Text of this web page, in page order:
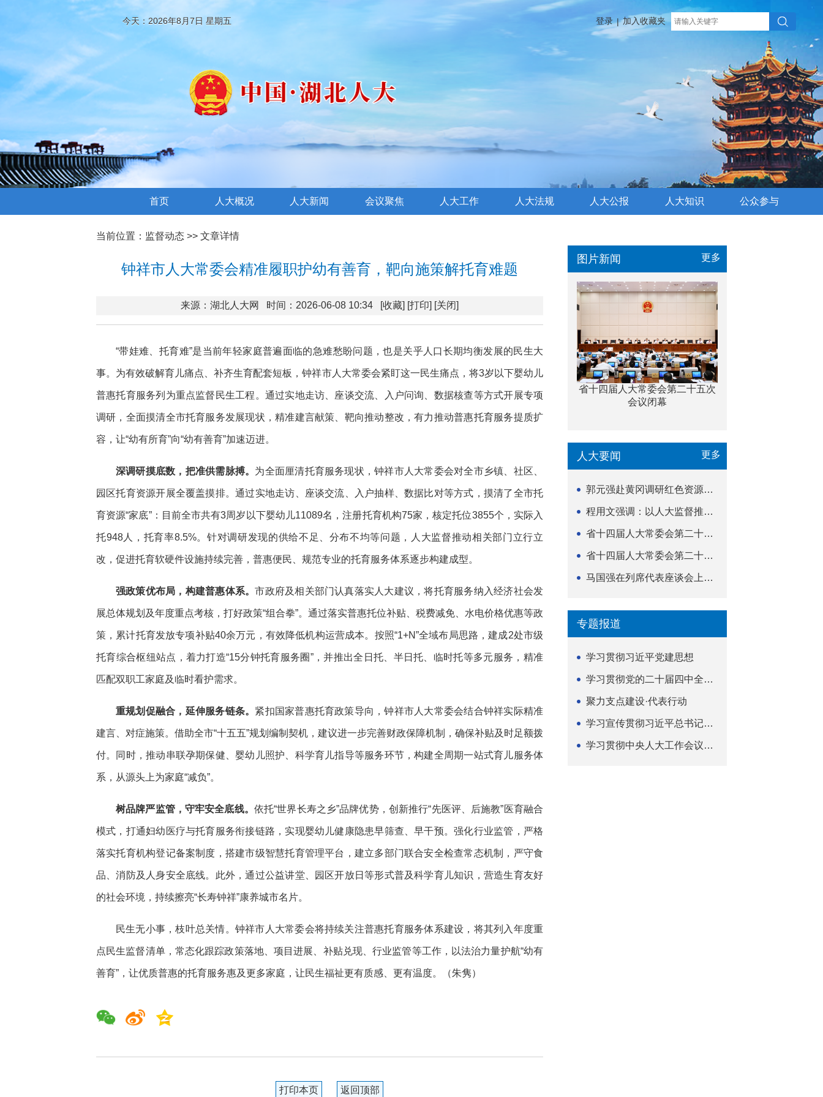
今天：2026年8月7日 星期五 登录 | 加入收藏夹
首页 人大概况 人大新闻 会议聚焦 人大工作 人大法规 人大公报 人大知识 公众参与
当前位置： 监督动态 >> 文章详情
钟祥市人大常委会精准履职护幼有善育，靶向施策解托育难题
来源：湖北人大网 时间：2026-06-08 10:34 [收藏] [打印] [关闭]
“带娃难、托育难”是当前年轻家庭普遍面临的急难愁盼问题，也是关乎人口长期均衡发展的民生大
事。为有效破解育儿痛点、补齐生育配套短板，钟祥市人大常委会紧盯这一民生痛点，将3岁以下婴幼儿
普惠托育服务列为重点监督民生工程。通过实地走访、座谈交流、入户问询、数据核查等方式开展专项
调研，全面摸清全市托育服务发展现状，精准建言献策、靶向推动整改，有力推动普惠托育服务提质扩
容，让“幼有所育”向“幼有善育”加速迈进。
深调研摸底数，把准供需脉搏。 为全面厘清托育服务现状，钟祥市人大常委会对全市乡镇、社区、
园区托育资源开展全覆盖摸排。通过实地走访、座谈交流、入户抽样、数据比对等方式，摸清了全市托
育资源“家底”：目前全市共有3周岁以下婴幼儿11089名，注册托育机构75家，核定托位3855个，实际入
托948人，托育率8.5%。针对调研发现的供给不足、分布不均等问题，人大监督推动相关部门立行立
改，促进托育软硬件设施持续完善，普惠便民、规范专业的托育服务体系逐步构建成型。
强政策优布局，构建普惠体系。市政府及相关部门认真落实人大建议，将托育服务纳入经济社会发
展总体规划及年度重点考核，打好政策“组合拳”。通过落实普惠托位补贴、税费减免、水电价格优惠等政
策，累计托育发放专项补贴40余万元，有效降低机构运营成本。按照“1+N”全域布局思路，建成2处市级
托育综合枢纽站点，着力打造“15分钟托育服务圈”，并推出全日托、半日托、临时托等多元服务，精准
匹配双职工家庭及临时看护需求。
重规划促融合，延伸服务链条。 紧扣国家普惠托育政策导向，钟祥市人大常委会结合钟祥实际精准
建言、对症施策。借助全市“十五五”规划编制契机，建议进一步完善财政保障机制，确保补贴及时足额拨
付。同时，推动串联孕期保健、婴幼儿照护、科学育儿指导等服务环节，构建全周期一站式育儿服务体
系，从源头上为家庭“减负”。
树品牌严监管，守牢安全底线。 依托“世界长寿之乡”品牌优势，创新推行“先医评、后施教”医育融合
模式，打通妇幼医疗与托育服务衔接链路，实现婴幼儿健康隐患早筛查、早干预。强化行业监管，严格
落实托育机构登记备案制度，搭建市级智慧托育管理平台，建立多部门联合安全检查常态机制，严守食
品、消防及人身安全底线。此外，通过公益讲堂、园区开放日等形式普及科学育儿知识，营造生育友好
的社会环境，持续擦亮“长寿钟祥”康养城市名片。
民生无小事，枝叶总关情。钟祥市人大常委会将持续关注普惠托育服务体系建设，将其列入年度重
点民生监督清单，常态化跟踪政策落地、项目进展、补贴兑现、行业监管等工作，以法治力量护航“幼有
善育”，让优质普惠的托育服务惠及更多家庭，让民生福祉更有质感、更有温度。（朱隽）
打印本页 返回顶部
图片新闻 更多
省十四届人大常委会第二十五次
会议闭幕
人大要闻 更多
郭元强赴黄冈调研红色资源保护传承立法等工作
程用文强调：以人大监督推动科技金融高质量发展
省十四届人大常委会第二十五次会议闭幕
省十四届人大常委会第二十五次会议举行
马国强在列席代表座谈会上强调 以精准履职筑牢荆楚...
专题报道
学习贯彻习近平党建思想
学习贯彻党的二十届四中全会精神
聚力支点建设·代表行动
学习宣传贯彻习近平总书记关于坚持
学习贯彻中央人大工作会议精神